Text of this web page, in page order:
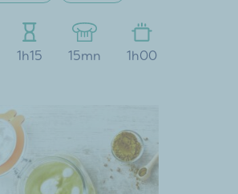
1h15 15mn 1h00